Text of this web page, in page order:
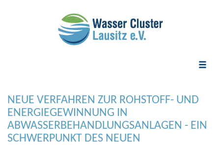
Toggle
NEUE VERFAHREN ZUR ROHSTOFF- UND
ENERGIEGEWINNUNG IN
ABWASSERBEHANDLUNGSANLAGEN - EIN
SCHWERPUNKT DES NEUEN